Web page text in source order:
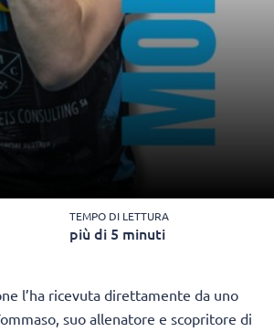
TEMPO DI LETTURA
più di 5 minuti
l’ha ricevuta direttamente da uno
suo allenatore e scopritore di